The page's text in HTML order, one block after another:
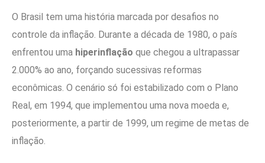
O Brasil tem uma história marcada por desafios no
controle da inflação. Durante a década de 1980, o país
enfrentou uma hiperinflação que chegou a ultrapassar
2.000% ao ano, forçando sucessivas reformas
econômicas. O cenário só foi estabilizado com o Plano
Real, em 1994, que implementou uma nova moeda e,
posteriormente, a partir de 1999, um regime de metas de
inflação.